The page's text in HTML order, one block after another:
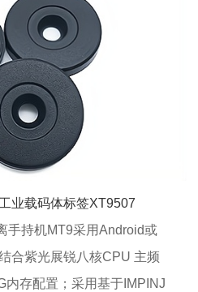
业载码体标签XT9507
手持机MT9采用Android或
合紫光展锐八核CPU 主频
内存配置；采用基于IMPINJ